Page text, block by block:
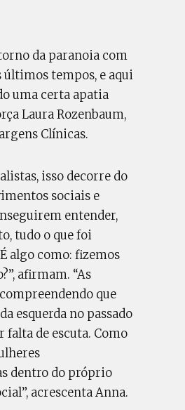
da paranoia com
últimos tempos, e aqui
uma certa apatia
Laura Rozenbaum,
Clínicas.
isso decorre do
sociais e
entender,
tudo o que foi
algo como: fizemos
afirmam. “As
que
esquerda no passado
falta de escuta. Como
dentro do próprio
acrescenta Anna.